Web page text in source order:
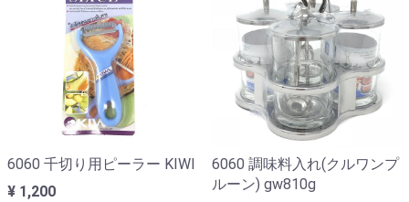
6060 千切り用ピーラー KIWI
¥ 1,200
6060 調味料入れ(クルワンプ
ルーン) gw810g